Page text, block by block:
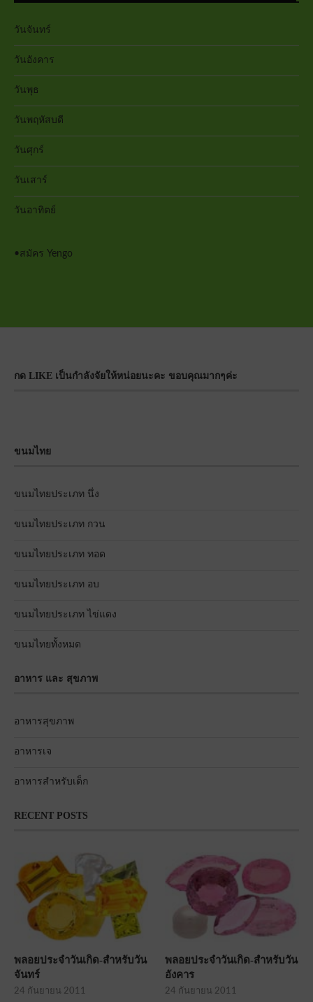
วันจันทร์
วันอังคาร
วันพุธ
วันพฤหัสบดี
วันศุกร์
วันเสาร์
วันอาทิตย์
•สมัคร Yengo
กด LIKE เป็นกำลังจัยให้หน่อยนะคะ ขอบคุณมากๆค่ะ
ขนมไทย
ขนมไทยประเภท นึ่ง
ขนมไทยประเภท กวน
ขนมไทยประเภท ทอด
ขนมไทยประเภท อบ
ขนมไทยประเภท ไข่แดง
ขนมไทยทั้งหมด
อาหาร และ สุขภาพ
อาหารสุขภาพ
อาหารเจ
อาหารสำหรับเด็ก
RECENT POSTS
พลอยประจำวันเกิด-สำหรับวัน
จันทร์
24 กันยายน 2011
พลอยประจำวันเกิด-สำหรับวัน
อังคาร
24 กันยายน 2011